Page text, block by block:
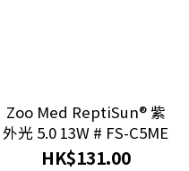
Zoo Med ReptiSun® 紫
外光 5.0 13W # FS-C5ME
HK$131.00